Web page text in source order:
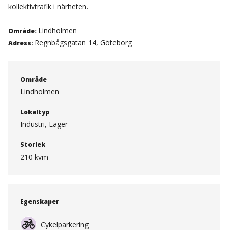
kollektivtrafik i närheten.
Område: Lindholmen
Adress: Regnbågsgatan 14, Göteborg
Område
Lindholmen
Lokaltyp
Industri, Lager
Storlek
210 kvm
Egenskaper
Cykelparkering